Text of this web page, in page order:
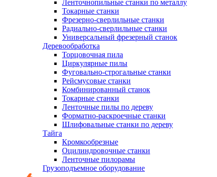
Ленточнопильные станки по металлу
Токарные станки
Фрезерно-сверлильные станки
Радиально-сверлильные станки
Универсальный фрезерный станок
Деревообработка
Торцовочная пила
Циркулярные пилы
Фуговально-строгальные станки
Рейсмусовые станки
Комбинированный станок
Токарные станки
Ленточные пилы по дереву
Форматно-раскроечные станки
Шлифовальные станки по дереву
Тайга
Кромкообрезные
Оцилиндровочные станки
Ленточные пилорамы
Грузоподъемное оборудование